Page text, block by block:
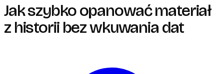
Jak szybko opanować materiał
z historii bez wkuwania dat